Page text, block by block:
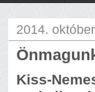
2014.
Kiss-